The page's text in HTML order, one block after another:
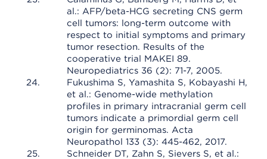
al.: AFP/beta-HCG secreting CNS germ
cell tumors: long-term outcome with
respect to initial symptoms and primary
tumor resection. Results of the
cooperative trial MAKEI 89.
Neuropediatrics 36 (2): 71-7, 2005.
Fukushima S, Yamashita S, Kobayashi H,
et al.: Genome-wide methylation
profiles in primary intracranial germ cell
tumors indicate a primordial germ cell
origin for germinomas. Acta
Neuropathol 133 (3): 445-462, 2017.
Schneider DT, Zahn S, Sievers S, et al.: